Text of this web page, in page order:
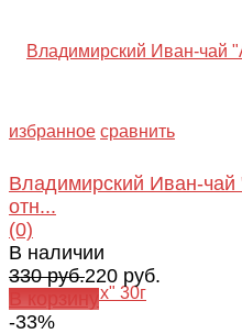
избранное сравнить
Владимирский Иван-чай
отн...
(0)
В наличии
330 руб.220 руб.
В корзину
-33%